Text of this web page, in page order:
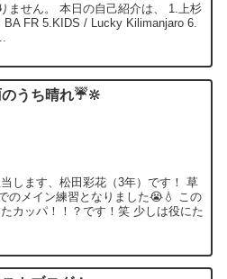
ません。 本日の自己紹介は、 1.上杉
FR 5.KIDS / Lucky Kilimanjaro 6.
うち晴れ☔️🔆
します、松田彩花（3年）です！ 草
のメイン練習となりました😭💧 この
カッパ！！？です！笑 少しは役にた